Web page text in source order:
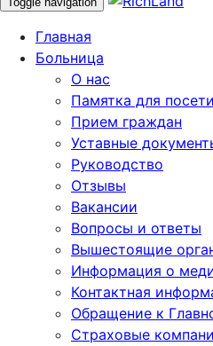
Главная
Больница
О нас
Памятка для
Прием граждан
Уставные
Руководство
Отзывы
Вакансии
Вопросы и ответы
Вышестоящие
Информация о
Контактная
Обращение к
Страховые